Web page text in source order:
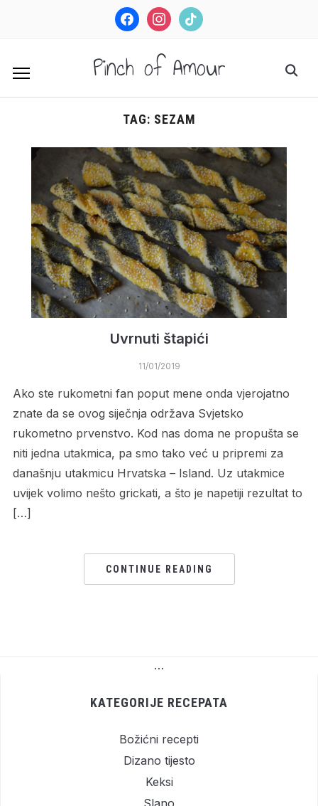
facebookinstagramtiktok
Pinch of Amour
TAG: SEZAM
Uvrnuti štapići
11/01/2019
Ako ste rukometni fan poput mene onda vjerojatno
znate da se ovog siječnja održava Svjetsko
rukometno prvenstvo. Kod nas doma ne propušta se
niti jedna utakmica, pa smo tako već u pripremi za
današnju utakmicu Hrvatska – Island. Uz utakmice
uvijek volimo nešto grickati, a što je napetiji rezultat to
[…]
CONTINUE READING
…
KATEGORIJE RECEPATA
Božićni recepti
Dizano tijesto
Keksi
Slano